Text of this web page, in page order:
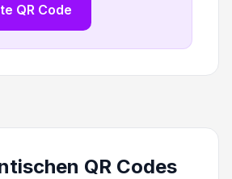
QR Code
QR Codes